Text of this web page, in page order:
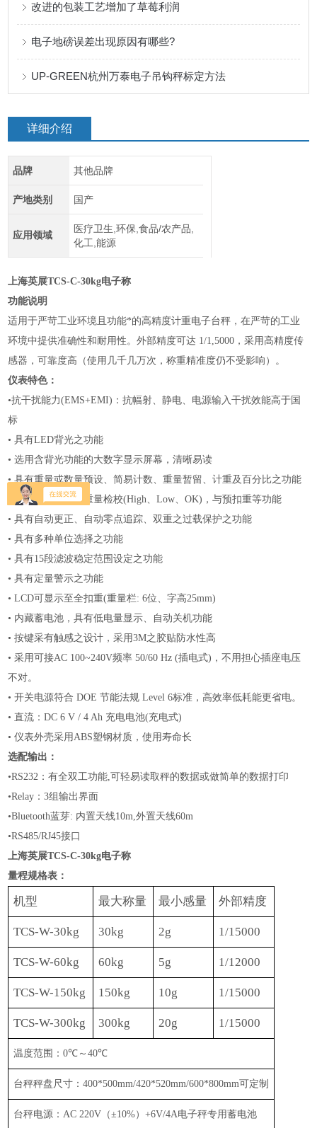
改进的包装工艺增加了草莓利润
电子地磅误差出现原因有哪些?
UP-GREEN杭州万泰电子吊钩秤标定方法
详细介绍
品牌 其他品牌
产地类别 国产
应用领域
医疗卫生,环保,食品/农产品,
化工,能源
上海英展TCS-C-30kg电子称
功能说明
适用于严苛工业环境且功能*的高精度计重电子台秤，在严苛的工业
环境中提供准确性和耐用性。外部精度可达 1/1,5000，采用高精度传
感器，可靠度高（使用几千几万次，称重精准度仍不受影响）。
仪表特色：
•抗干扰能力(EMS+EMI)：抗幅射、静电、电源输入干扰效能高于国
标
• 具有LED背光之功能
• 选用含背光功能的大数字显示屏幕，清晰易读
• 具有重量或数量预设、简易计数、重量暂留、计重及百分比之功能
具有重量累计，重量检校(High、Low、OK)，与预扣重等功能
• 具有自动更正、自动零点追踪、双重之过载保护之功能
• 具有多种单位选择之功能
• 具有15段滤波稳定范围设定之功能
• 具有定量警示之功能
• LCD可显示至全扣重(重量栏: 6位、字高25mm)
• 内藏蓄电池，具有低电量显示、自动关机功能
• 按键采有触感之设计，采用3M之胶贴防水性高
• 采用可接AC 100~240V频率 50/60 Hz (插电式)，不用担心插座电压
不对。
• 开关电源符合 DOE 节能法规 Level 6标准，高效率低耗能更省电。
• 直流：DC 6 V / 4 Ah 充电电池(充电式)
• 仪表外壳采用ABS塑钢材质，使用寿命长
选配输出：
•RS232：有全双工功能,可轻易读取秤的数据或做简单的数据打印
•Relay：3组输出界面
•Bluetooth蓝芽: 内置天线10m,外置天线60m
•RS485/RJ45接口
上海英展TCS-C-30kg电子称
量程规格表：
机型 最大称量 最小感量 外部精度
TCS-W-30kg 30kg 2g 1/15000
TCS-W-60kg 60kg 5g 1/12000
TCS-W-150kg 150kg 10g 1/15000
TCS-W-300kg 300kg 20g 1/15000
温度范围：0℃ ～40℃
台秤秤盘尺寸：400*500mm/420*520mm/600*800mm可定制
台秤电源：AC 220V （±10%）+6V/4A电子秤专用蓄电池